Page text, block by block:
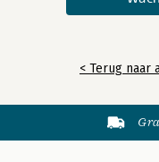
< Terug naar